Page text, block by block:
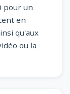
pour un
en
qu'aux
ou la